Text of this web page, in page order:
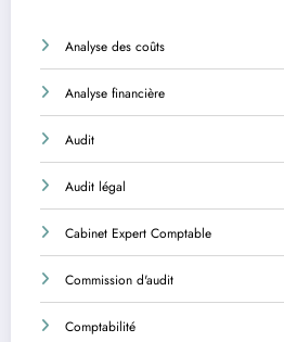
Analyse des coûts
Analyse financière
Audit
Audit légal
Cabinet Expert Comptable
Commission d'audit
Comptabilité